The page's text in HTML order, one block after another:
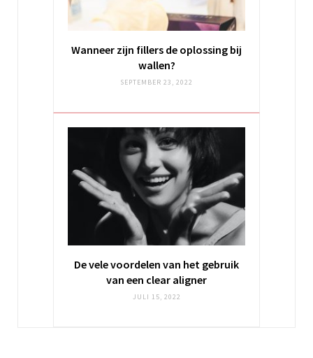
Wanneer zijn fillers de oplossing bij
wallen?
SEPTEMBER 23, 2022
De vele voordelen van het gebruik
van een clear aligner
JULI 15, 2022